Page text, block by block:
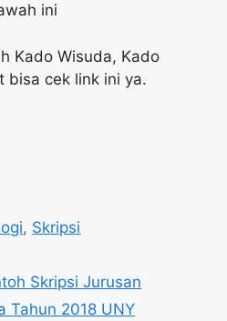
ini
Kado Wisuda, Kado
bisa cek link ini ya.
, Skripsi
Skripsi Jurusan
Tahun 2018 UNY